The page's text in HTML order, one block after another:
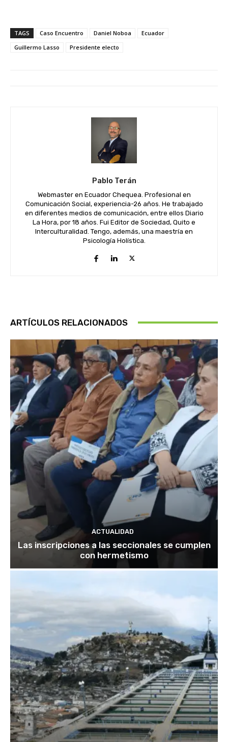
TAGS Caso Encuentro Daniel Noboa
Ecuador
Guillermo Lasso
Presidente electo
Pablo Terán
Webmaster en Ecuador Chequea. Profesional en
Comunicación Social, experiencia-26 años. He trabajado
en diferentes medios de comunicación, entre ellos Diario
La Hora, por 18 años. Fui Editor de Sociedad, Quito e
Interculturalidad. Tengo, además, una maestría en
Psicología Holística.
ARTÍCULOS RELACIONADOS
ACTUALIDAD
Las inscripciones a las seccionales se cumplen
con hermetismo